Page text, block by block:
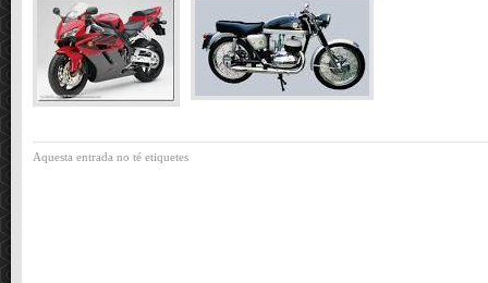
Aquesta entrada no té etiquetes